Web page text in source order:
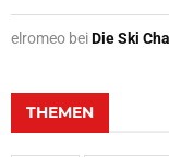
elromeo beiDie Ski
THEMEN